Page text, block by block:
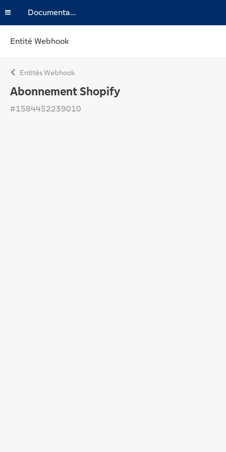
Documentation
Entité Webhook
Entités Webhook
Abonnement Shopify
#1584452239010